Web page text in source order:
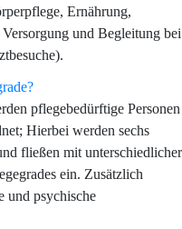
Ernährung,
und Begleitung bei
pflegebedürftige Personen
Hierbei werden sechs
fließen mit unterschiedlicher
ein. Zusätzlich
und psychische